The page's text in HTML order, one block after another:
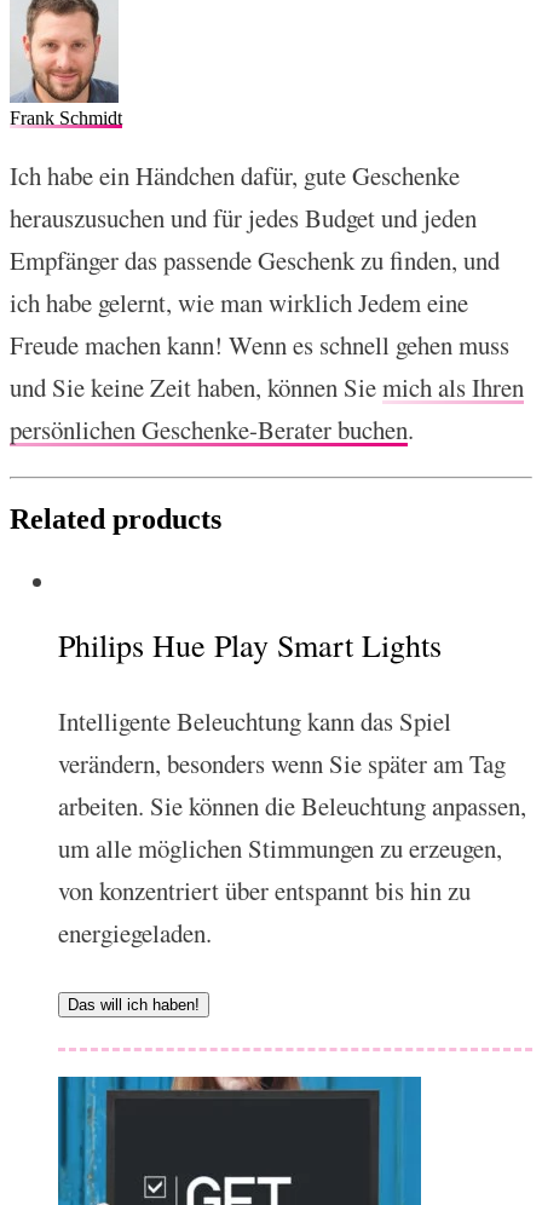
Frank Schmidt
Ich habe ein Händchen dafür, gute Geschenke
herauszusuchen und für jedes Budget und jeden
Empfänger das passende Geschenk zu finden, und
ich habe gelernt, wie man wirklich Jedem eine
Freude machen kann! Wenn es schnell gehen muss
und Sie keine Zeit haben, können Siemich als Ihren
persönlichen Geschenke-Berater buchen.
Related products
Philips Hue Play Smart Lights
Intelligente Beleuchtung kann das Spiel
verändern, besonders wenn Sie später am Tag
arbeiten. Sie können die Beleuchtung anpassen,
um alle möglichen Stimmungen zu erzeugen,
von konzentriert über entspannt bis hin zu
energiegeladen.
Das will ich haben!